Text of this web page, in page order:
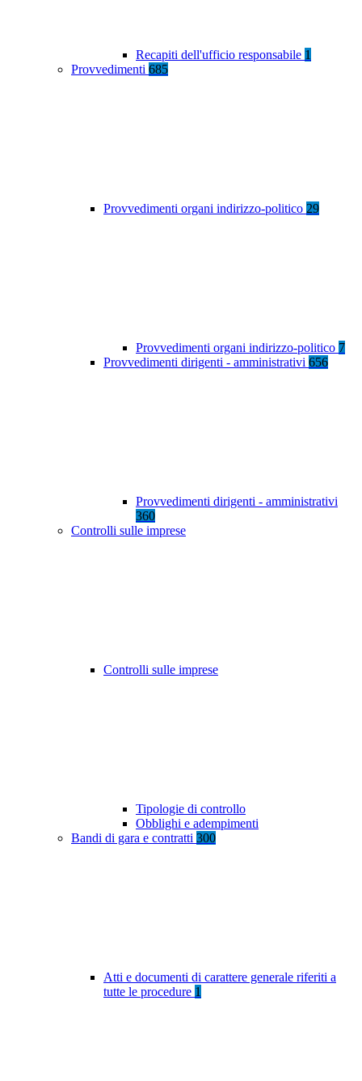
Recapiti dell'ufficio responsabile 1
Provvedimenti 685
Provvedimenti organi indirizzo-politico 29
Provvedimenti organi indirizzo-politico 7
Provvedimenti dirigenti - amministrativi 656
Provvedimenti dirigenti - amministrativi
360
Controlli sulle imprese
Controlli sulle imprese
Tipologie di controllo
Obblighi e adempimenti
Bandi di gara e contratti 300
Atti e documenti di carattere generale riferiti a
tutte le procedure 1